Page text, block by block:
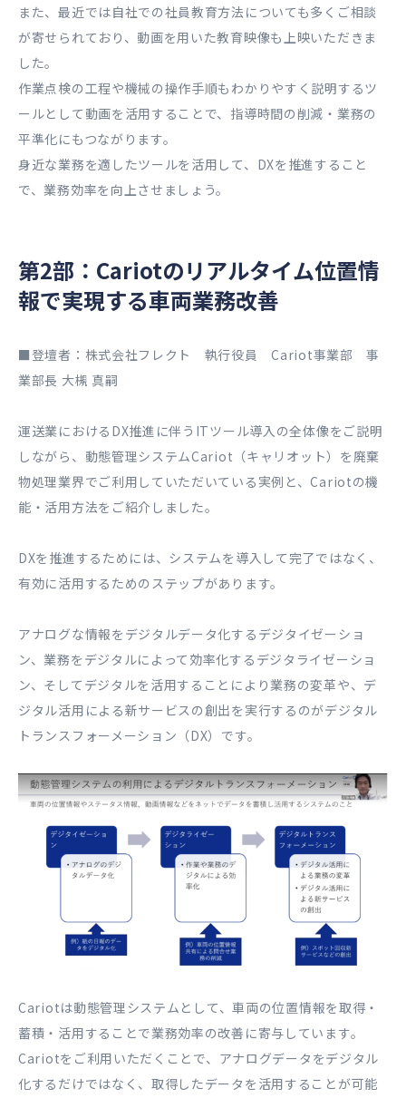
また、最近では自社での社員教育方法についても多くご相談
が寄せられており、動画を用いた教育映像も上映いただきま
した。
作業点検の工程や機械の操作手順もわかりやすく説明するツ
ールとして動画を活用することで、指導時間の削減・業務の
平準化にもつながります。
身近な業務を適したツールを活用して、DXを推進すること
で、業務効率を向上させましょう。
第2部：Cariotのリアルタイム位置情
報で実現する車両業務改善
■登壇者：株式会社フレクト 執行役員 Cariot事業部 事
業部長 大槻 真嗣
運送業におけるDX推進に伴うITツール導入の全体像をご説明
しながら、動態管理システムCariot（キャリオット）を廃棄
物処理業界でご利用していただいている実例と、Cariotの機
能・活用方法をご紹介しました。
DXを推進するためには、システムを導入して完了ではなく、
有効に活用するためのステップがあります。
アナログな情報をデジタルデータ化するデジタイゼーショ
ン、業務をデジタルによって効率化するデジタライゼーショ
ン、そしてデジタルを活用することにより業務の変革や、デ
ジタル活用による新サービスの創出を実行するのがデジタル
トランスフォーメーション（DX）です。
Cariotは動態管理システムとして、車両の位置情報を取得・
蓄積・活用することで業務効率の改善に寄与しています。
Cariotをご利用いただくことで、アナログデータをデジタル
化するだけではなく、取得したデータを活用することが可能